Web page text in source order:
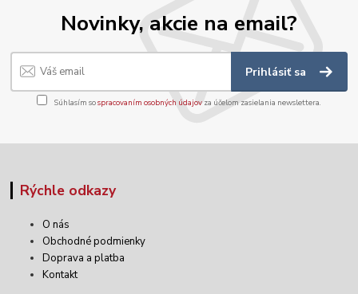
Novinky, akcie na email?
Prihlásiť sa
Súhlasím sospracovaním osobných údajov za účelom zasielania newslettera.
Rýchle odkazy
O nás
Obchodné podmienky
Doprava a platba
Kontakt